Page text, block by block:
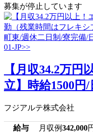
募集が停止しています
【月収34.2万円
立】時給1500円
フジアルテ株式会社
給与 月収例342,000